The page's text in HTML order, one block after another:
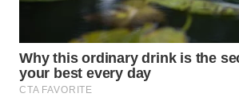
WN
SUMSEL